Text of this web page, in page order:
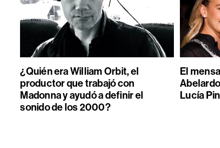
¿Quién era William Orbit, el
productor que trabajó con
Madonna y ayudó a definir el
sonido de los 2000?
El
Lucía